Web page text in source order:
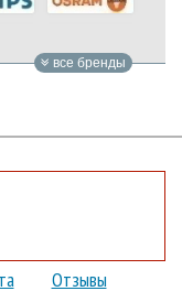
все бренды
Отзывы